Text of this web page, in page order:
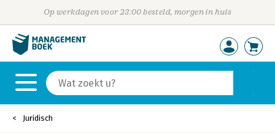
Op werkdagen voor 23:00 besteld, morgen in huis
Juridisch